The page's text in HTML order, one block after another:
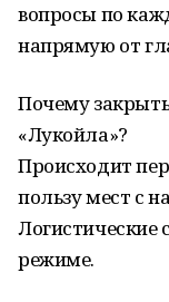
вопросы по
напрямую от
Почему
«Лукойла»?
Происходит
пользу мест с
режиме.